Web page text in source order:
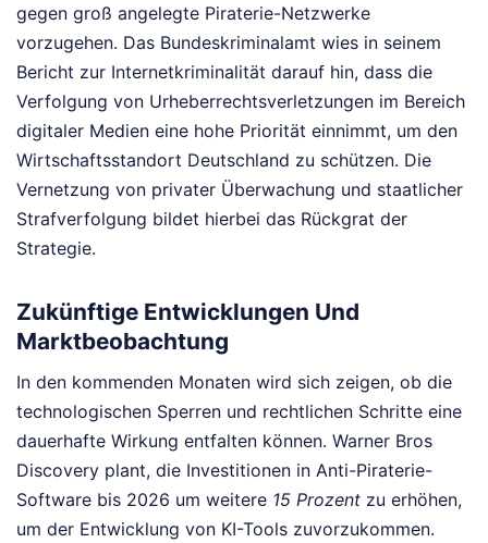
gegen groß angelegte Piraterie-Netzwerke
vorzugehen. Das Bundeskriminalamt wies in seinem
Bericht zur Internetkriminalität darauf hin, dass die
Verfolgung von Urheberrechtsverletzungen im Bereich
digitaler Medien eine hohe Priorität einnimmt, um den
Wirtschaftsstandort Deutschland zu schützen. Die
Vernetzung von privater Überwachung und staatlicher
Strafverfolgung bildet hierbei das Rückgrat der
Strategie.
Zukünftige Entwicklungen Und
Marktbeobachtung
In den kommenden Monaten wird sich zeigen, ob die
technologischen Sperren und rechtlichen Schritte eine
dauerhafte Wirkung entfalten können. Warner Bros
Discovery plant, die Investitionen in Anti-Piraterie-
Software bis 2026 um weitere 15 Prozent zu erhöhen,
um der Entwicklung von KI-Tools zuvorzukommen.